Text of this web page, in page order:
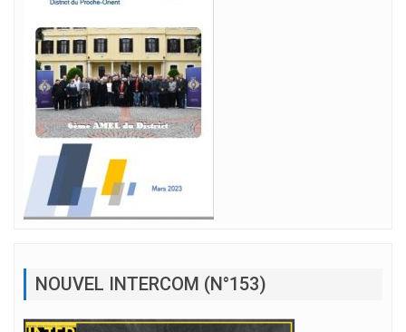
NOUVEL INTERCOM (N°153)